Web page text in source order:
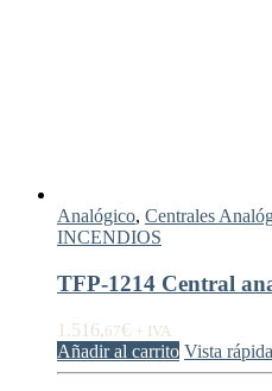
Analógico, Centrales
INCENDIOS
TFP-1214 Central
1.516,67€ + IVA
Añadir al carrito Vista rápida